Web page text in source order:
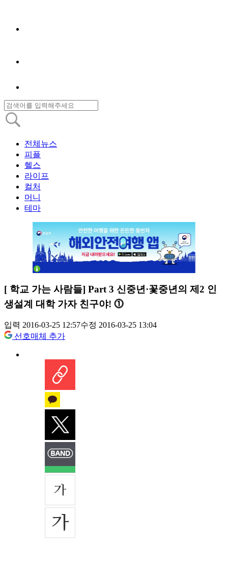
전체뉴스
피플
헬스
라이프
컬처
머니
테마
[ 학교 가는 사람들] Part 3 신중년·꽃중년의 제2 인
생설계 대학 가자 친구야! ⓵
입력 2016-03-25 12:57수정 2016-03-25 13:04
선호매체 추가